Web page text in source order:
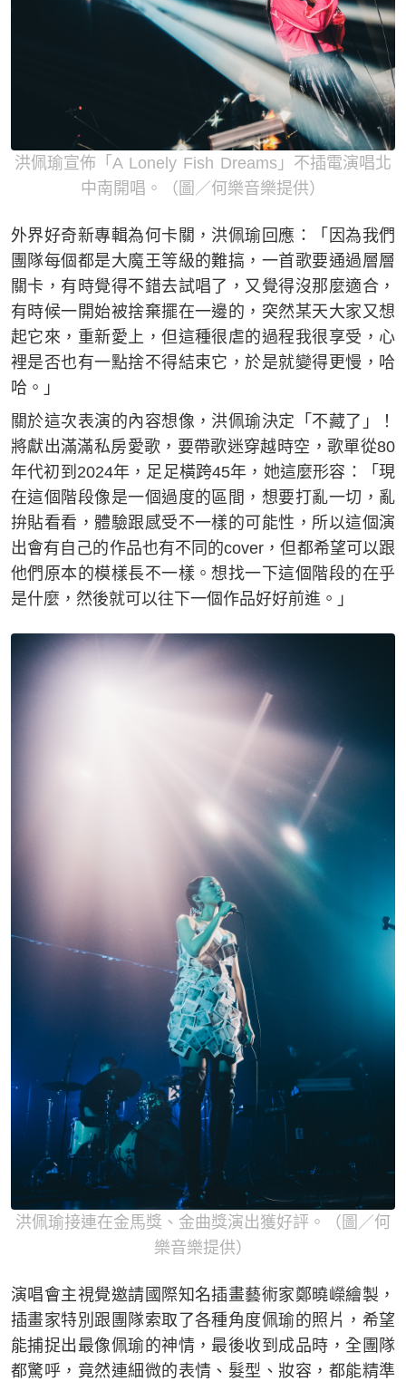
洪佩瑜宣佈「A Lonely Fish Dreams」不插電演唱北
中南開唱。（圖／何樂音樂提供）
外界好奇新專輯為何卡關，洪佩瑜回應：「因為我們
團隊每個都是大魔王等級的難搞，一首歌要通過層層
關卡，有時覺得不錯去試唱了，又覺得沒那麼適合，
有時候一開始被捨棄擺在一邊的，突然某天大家又想
起它來，重新愛上，但這種很虐的過程我很享受，心
裡是否也有一點捨不得結束它，於是就變得更慢，哈
哈。」
關於這次表演的內容想像，洪佩瑜決定「不藏了」！
將獻出滿滿私房愛歌，要帶歌迷穿越時空，歌單從80
年代初到2024年，足足橫跨45年，她這麼形容：「現
在這個階段像是一個過度的區間，想要打亂一切，亂
拚貼看看，體驗跟感受不一樣的可能性，所以這個演
出會有自己的作品也有不同的cover，但都希望可以跟
他們原本的模樣長不一樣。想找一下這個階段的在乎
是什麼，然後就可以往下一個作品好好前進。」
洪佩瑜接連在金馬獎、金曲獎演出獲好評。（圖／何
樂音樂提供）
演唱會主視覺邀請國際知名插畫藝術家鄭曉嶸繪製，
插畫家特別跟團隊索取了各種角度佩瑜的照片，希望
能捕捉出最像佩瑜的神情，最後收到成品時，全團隊
都驚呼，竟然連細微的表情、髮型、妝容，都能精準